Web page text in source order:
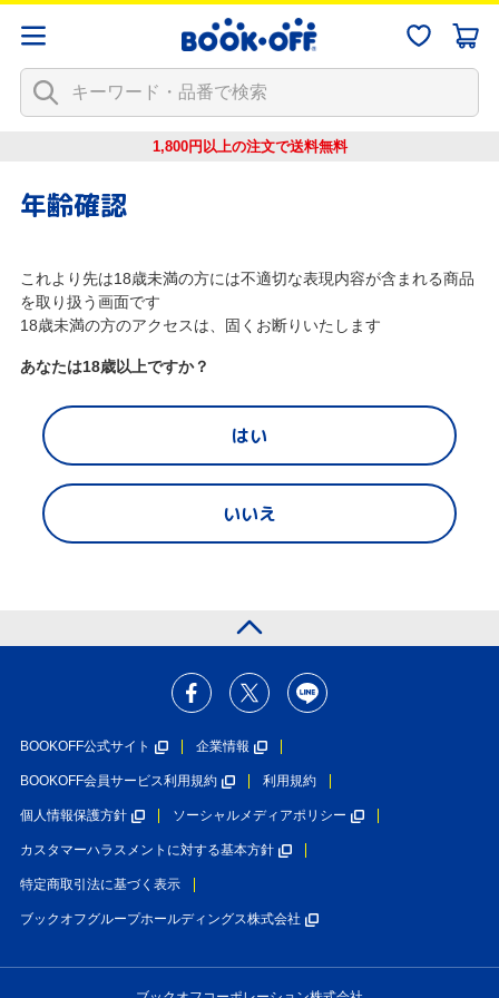
1,800円以上の注文で送料無料
年齢確認
これより先は18歳未満の方には不適切な表現内容が含まれる商品
を取り扱う画面です
18歳未満の方のアクセスは、固くお断りいたします
あなたは18歳以上ですか？
はい
いいえ
BOOKOFF公式サイト 企業情報
BOOKOFF会員サービス利用規約 利用規約
個人情報保護方針 ソーシャルメディアポリシー
カスタマーハラスメントに対する基本方針
特定商取引法に基づく表示
ブックオフグループホールディングス株式会社